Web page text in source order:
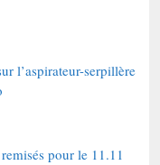
l’aspirateur-serpillère
pour le 11.11